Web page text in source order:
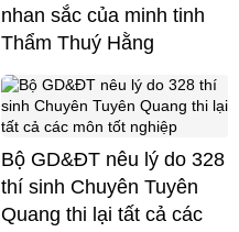
nhan sắc của minh tinh
Thẩm Thuý Hằng
Bộ GD&ĐT nêu lý do 328
thí sinh Chuyên Tuyên
Quang thi lại tất cả các